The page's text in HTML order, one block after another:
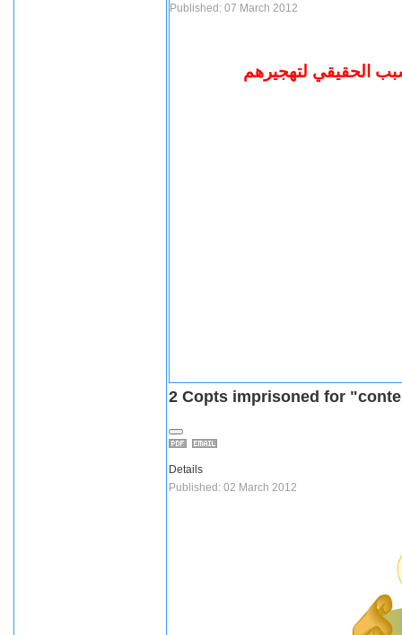
Published: 07 March 2012
الحقيقي لتهجيرهم
2 Copts imprisoned for
Details
Published: 02 March 2012